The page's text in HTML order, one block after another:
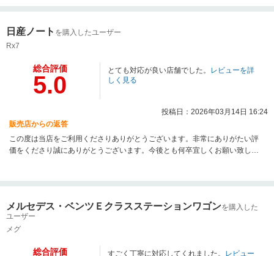
日産ノート を購入したユーザー
Rx7
総合評価
5.0
とても対応が良い店舗でした。 レビューを詳
しく見る
投稿日：2026年03月14日 16:24
販売店からの返答
この度は当店をご利用くださりありがとうございます。非常にありがたい評
価をくださり誠にありがとうございます。今後とも何卒宜しくお願い致しま
メルセデス・ベンツＥクラスステーションワゴンを購入した
ユーザー
メグ
総合評価 すごく丁寧に対応してくれました。 レビュー